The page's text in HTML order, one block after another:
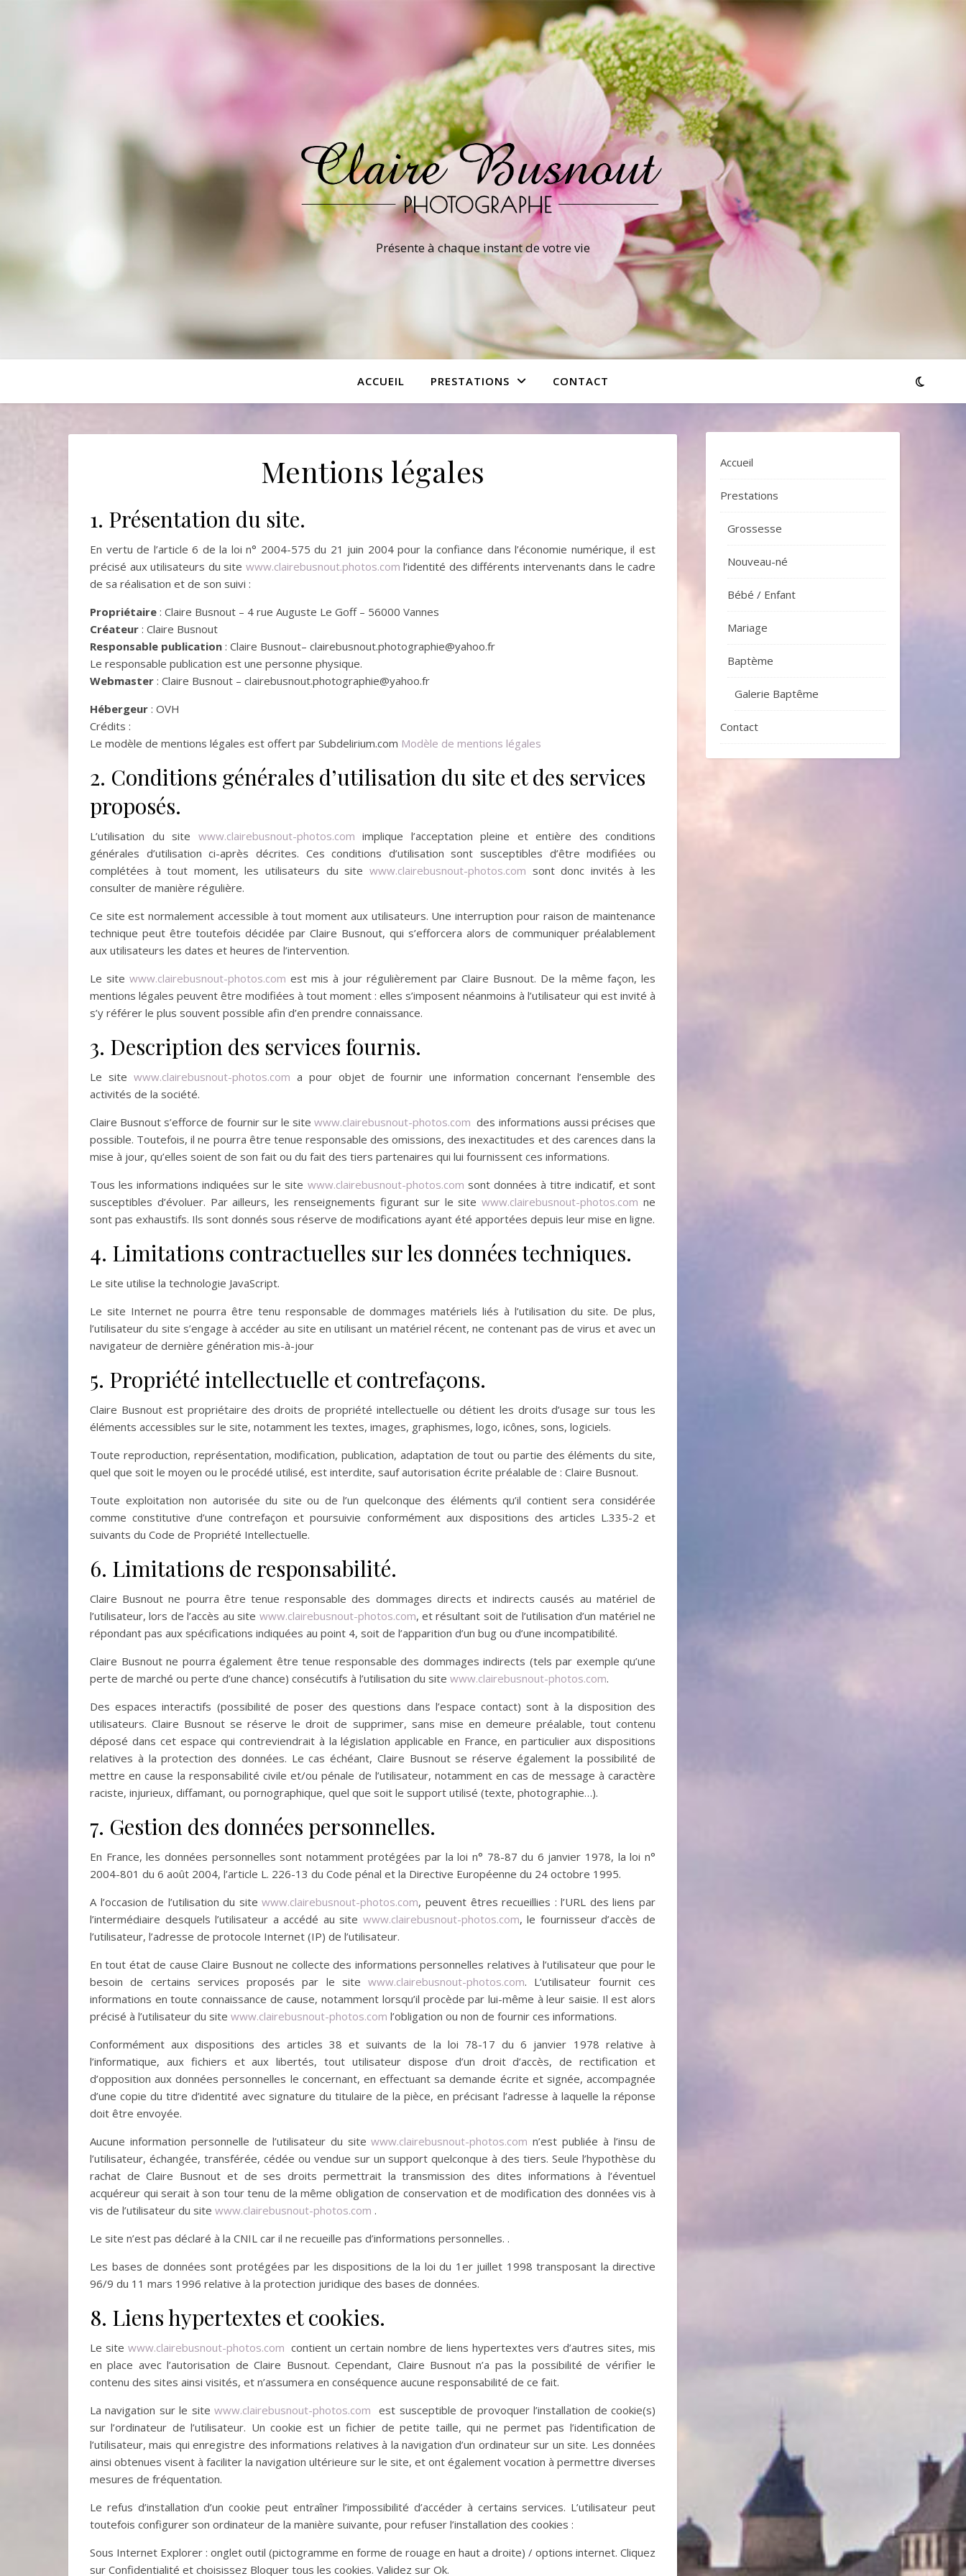
Présente à chaque instant de votre vie
ACCUEIL PRESTATIONS CONTACT
Mentions légales
1. Présentation du site.
En vertu de l’article 6 de la loi n° 2004-575 du 21 juin 2004 pour la confiance dans l’économie numérique, il est
précisé aux utilisateurs du site www.clairebusnout.photos.com l’identité des différents intervenants dans le cadre
de sa réalisation et de son suivi :
Propriétaire : Claire Busnout – 4 rue Auguste Le Goff – 56000 Vannes
Créateur : Claire Busnout
Responsable publication : Claire Busnout– clairebusnout.photographie@yahoo.fr
Le responsable publication est une personne physique.
Webmaster : Claire Busnout – clairebusnout.photographie@yahoo.fr
Hébergeur : OVH
Crédits :
Le modèle de mentions légales est offert par Subdelirium.com Modèle de mentions légales
2. Conditions générales d’utilisation du site et des services
proposés.
L’utilisation du site www.clairebusnout-photos.com implique l’acceptation pleine et entière des conditions
générales d’utilisation ci-après décrites. Ces conditions d’utilisation sont susceptibles d’être modifiées ou
complétées à tout moment, les utilisateurs du site www.clairebusnout-photos.com sont donc invités à les
consulter de manière régulière.
Ce site est normalement accessible à tout moment aux utilisateurs. Une interruption pour raison de maintenance
technique peut être toutefois décidée par Claire Busnout, qui s’efforcera alors de communiquer préalablement
aux utilisateurs les dates et heures de l’intervention.
Le site www.clairebusnout-photos.com est mis à jour régulièrement par Claire Busnout. De la même façon, les
mentions légales peuvent être modifiées à tout moment : elles s’imposent néanmoins à l’utilisateur qui est invité à
s’y référer le plus souvent possible afin d’en prendre connaissance.
3. Description des services fournis.
Le site www.clairebusnout-photos.com a pour objet de fournir une information concernant l’ensemble des
activités de la société.
Claire Busnout s’efforce de fournir sur le site www.clairebusnout-photos.com des informations aussi précises que
possible. Toutefois, il ne pourra être tenue responsable des omissions, des inexactitudes et des carences dans la
mise à jour, qu’elles soient de son fait ou du fait des tiers partenaires qui lui fournissent ces informations.
Tous les informations indiquées sur le site www.clairebusnout-photos.com sont données à titre indicatif, et sont
susceptibles d’évoluer. Par ailleurs, les renseignements figurant sur le sitewww.clairebusnout-photos.com ne
sont pas exhaustifs. Ils sont donnés sous réserve de modifications ayant été apportées depuis leur mise en ligne.
4. Limitations contractuelles sur les données techniques.
Le site utilise la technologie JavaScript.
Le site Internet ne pourra être tenu responsable de dommages matériels liés à l’utilisation du site. De plus,
l’utilisateur du site s’engage à accéder au site en utilisant un matériel récent, ne contenant pas de virus et avec un
navigateur de dernière génération mis-à-jour
5. Propriété intellectuelle et contrefaçons.
Claire Busnout est propriétaire des droits de propriété intellectuelle ou détient les droits d’usage sur tous les
éléments accessibles sur le site, notamment les textes, images, graphismes, logo, icônes, sons, logiciels.
Toute reproduction, représentation, modification, publication, adaptation de tout ou partie des éléments du site,
quel que soit le moyen ou le procédé utilisé, est interdite, sauf autorisation écrite préalable de : Claire Busnout.
Toute exploitation non autorisée du site ou de l’un quelconque des éléments qu’il contient sera considérée
comme constitutive d’une contrefaçon et poursuivie conformément aux dispositions des articles L.335-2 et
suivants du Code de Propriété Intellectuelle.
6. Limitations de responsabilité.
Claire Busnout ne pourra être tenue responsable des dommages directs et indirects causés au matériel de
l’utilisateur, lors de l’accès au site www.clairebusnout-photos.com, et résultant soit de l’utilisation d’un matériel ne
répondant pas aux spécifications indiquées au point 4, soit de l’apparition d’un bug ou d’une incompatibilité.
Claire Busnout ne pourra également être tenue responsable des dommages indirects (tels par exemple qu’une
perte de marché ou perte d’une chance) consécutifs à l’utilisation du site www.clairebusnout-photos.com.
Des espaces interactifs (possibilité de poser des questions dans l’espace contact) sont à la disposition des
utilisateurs. Claire Busnout se réserve le droit de supprimer, sans mise en demeure préalable, tout contenu
déposé dans cet espace qui contreviendrait à la législation applicable en France, en particulier aux dispositions
relatives à la protection des données. Le cas échéant, Claire Busnout se réserve également la possibilité de
mettre en cause la responsabilité civile et/ou pénale de l’utilisateur, notamment en cas de message à caractère
raciste, injurieux, diffamant, ou pornographique, quel que soit le support utilisé (texte, photographie…).
7. Gestion des données personnelles.
En France, les données personnelles sont notamment protégées par la loi n° 78-87 du 6 janvier 1978, la loi n°
2004-801 du 6 août 2004, l’article L. 226-13 du Code pénal et la Directive Européenne du 24 octobre 1995.
A l’occasion de l’utilisation du sitewww.clairebusnout-photos.com, peuvent êtres recueillies : l’URL des liens par
l’intermédiaire desquels l’utilisateur a accédé au site www.clairebusnout-photos.com, le fournisseur d’accès de
l’utilisateur, l’adresse de protocole Internet (IP) de l’utilisateur.
En tout état de cause Claire Busnout ne collecte des informations personnelles relatives à l’utilisateur que pour le
besoin de certains services proposés par le sitewww.clairebusnout-photos.com. L’utilisateur fournit ces
informations en toute connaissance de cause, notamment lorsqu’il procède par lui-même à leur saisie. Il est alors
précisé à l’utilisateur du site www.clairebusnout-photos.com l’obligation ou non de fournir ces informations.
Conformément aux dispositions des articles 38 et suivants de la loi 78-17 du 6 janvier 1978 relative à
l’informatique, aux fichiers et aux libertés, tout utilisateur dispose d’un droit d’accès, de rectification et
d’opposition aux données personnelles le concernant, en effectuant sa demande écrite et signée, accompagnée
d’une copie du titre d’identité avec signature du titulaire de la pièce, en précisant l’adresse à laquelle la réponse
doit être envoyée.
Aucune information personnelle de l’utilisateur du sitewww.clairebusnout-photos.com n’est publiée à l’insu de
l’utilisateur, échangée, transférée, cédée ou vendue sur un support quelconque à des tiers. Seule l’hypothèse du
rachat de Claire Busnout et de ses droits permettrait la transmission des dites informations à l’éventuel
acquéreur qui serait à son tour tenu de la même obligation de conservation et de modification des données vis à
vis de l’utilisateur du site www.clairebusnout-photos.com .
Le site n’est pas déclaré à la CNIL car il ne recueille pas d’informations personnelles. .
Les bases de données sont protégées par les dispositions de la loi du 1er juillet 1998 transposant la directive
96/9 du 11 mars 1996 relative à la protection juridique des bases de données.
8. Liens hypertextes et cookies.
Le site www.clairebusnout-photos.com contient un certain nombre de liens hypertextes vers d’autres sites, mis
en place avec l’autorisation de Claire Busnout. Cependant, Claire Busnout n’a pas la possibilité de vérifier le
contenu des sites ainsi visités, et n’assumera en conséquence aucune responsabilité de ce fait.
La navigation sur le sitewww.clairebusnout-photos.com est susceptible de provoquer l’installation de cookie(s)
sur l’ordinateur de l’utilisateur. Un cookie est un fichier de petite taille, qui ne permet pas l’identification de
l’utilisateur, mais qui enregistre des informations relatives à la navigation d’un ordinateur sur un site. Les données
ainsi obtenues visent à faciliter la navigation ultérieure sur le site, et ont également vocation à permettre diverses
mesures de fréquentation.
Le refus d’installation d’un cookie peut entraîner l’impossibilité d’accéder à certains services. L’utilisateur peut
toutefois configurer son ordinateur de la manière suivante, pour refuser l’installation des cookies :
Sous Internet Explorer : onglet outil (pictogramme en forme de rouage en haut a droite) / options internet. Cliquez
sur Confidentialité et choisissez Bloquer tous les cookies. Validez sur Ok.
Accueil
Prestations
Grossesse
Nouveau-né
Bébé / Enfant
Mariage
Baptème
Galerie Baptême
Contact